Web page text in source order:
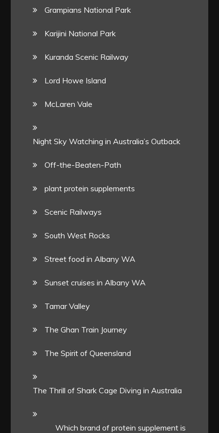
Grampians National Park
Karijini National Park
Kuranda Scenic Railway
Lord Howe Island
McLaren Vale
Night Sky Watching in Australia’s Outback
Off-the-Beaten-Path
plant protein supplements
Scenic Railways
South West Rocks
Street food in Albany WA
Sunset cruises in Albany WA
Tamar Valley
The Ghan Train Journey
The Spirit of Queensland
The Thrill of Shark Cage Diving in Australia
Which brand of protein supplement is